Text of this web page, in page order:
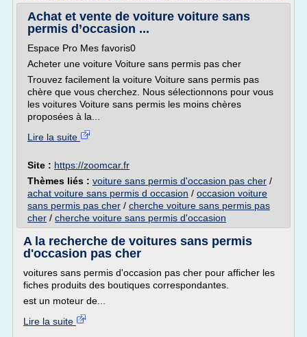
Achat et vente de voiture voiture sans
permis d’occasion ...
Espace Pro Mes favoris0
Acheter une voiture Voiture sans permis pas cher
Trouvez facilement la voiture Voiture sans permis pas
chère que vous cherchez. Nous sélectionnons pour vous
les voitures Voiture sans permis les moins chères
proposées à la...
Lire la suite
Site : https://zoomcar.fr
Thèmes liés : voiture sans permis d'occasion pas cher /
achat voiture sans permis d occasion / occasion voiture
sans permis pas cher / cherche voiture sans permis pas
cher / cherche voiture sans permis d'occasion
A la recherche de voitures sans permis
d'occasion pas cher
voitures sans permis d'occasion pas cher pour afficher les
fiches produits des boutiques correspondantes.
est un moteur de...
Lire la suite